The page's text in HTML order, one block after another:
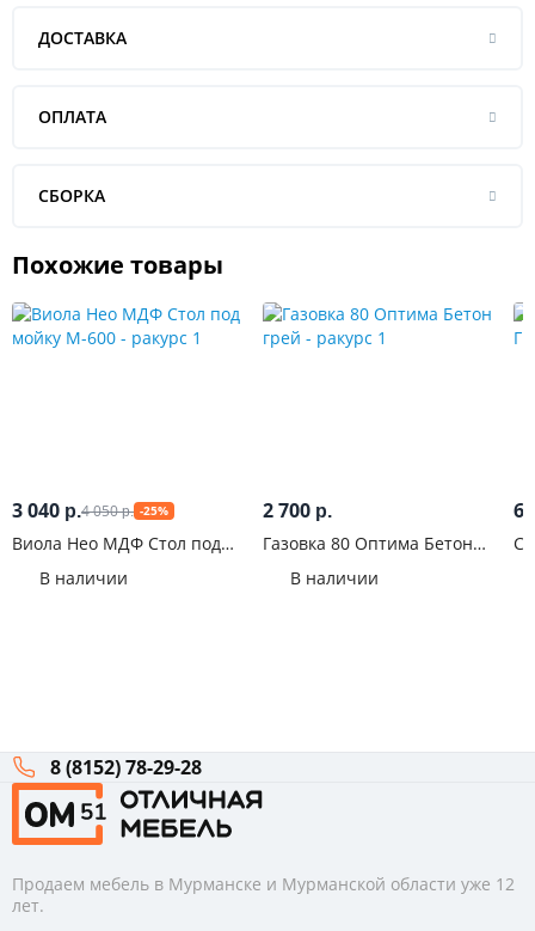
ДОСТАВКА
ОПЛАТА
СБОРКА
Похожие товары
3 040 р.4 050р. -25%
Виола Нео МДФ Стол под
В наличии
2 700 р.
Газовка 80 Оптима Бетон
В наличии
6
8 (8152) 78-29-28
Продаем мебель в Мурманске и Мурманской области уже 12
лет.